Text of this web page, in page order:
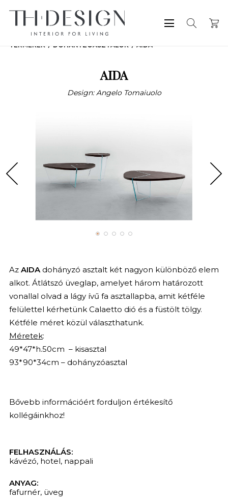
TERMÉKEK DOHÁNYZÓASZTALOK AIDA
AIDA
Design: Angelo Tomaiuolo
Az AIDAdohányzó asztalt két nagyon különböző elem
alkot. Átlátszó üveglap, amelyet három határozott
vonallal olvad a lágy ívű fa asztallapba, amit kétféle
felülettel kérhetünk Calaetto dió és a füstölt tölgy.
Kétféle méret közül választhatunk.
Méretek:
49*47*h.50cm – kisasztal
93*90*34cm – dohányzóasztal
Bővebb információért forduljon értékesítő
kollégáinkhoz!
FELHASZNÁLÁS:
kávézó, hotel, nappali
ANYAG:
fafurnér, üveg